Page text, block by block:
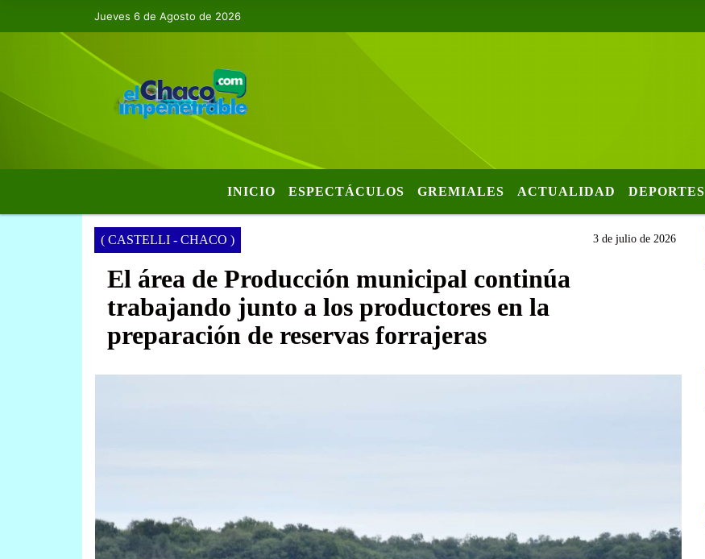
Jueves 6 de Agosto de 2026
INICIO ESPECTÁCULOS GREMIALES ACTUALIDAD DEPORTES
( CASTELLI - CHACO ) 3 de julio de 2026
El área de Producción municipal continúa
trabajando junto a los productores en la
preparación de reservas forrajeras